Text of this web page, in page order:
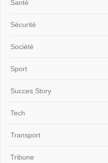
Santé
Sécurité
Société
Sport
Succes Story
Tech
Transport
Tribune